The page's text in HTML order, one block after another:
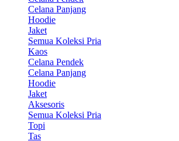
Celana Panjang
Hoodie
Jaket
Semua Koleksi Pria
Kaos
Celana Pendek
Celana Panjang
Hoodie
Jaket
Aksesoris
Semua Koleksi Pria
Topi
Tas